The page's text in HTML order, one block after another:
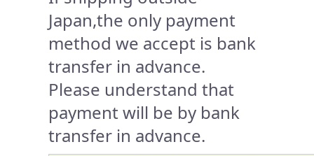
Japan,the only payment
method we accept is bank
transfer in advance.
Please understand that
payment will be by bank
transfer in advance.